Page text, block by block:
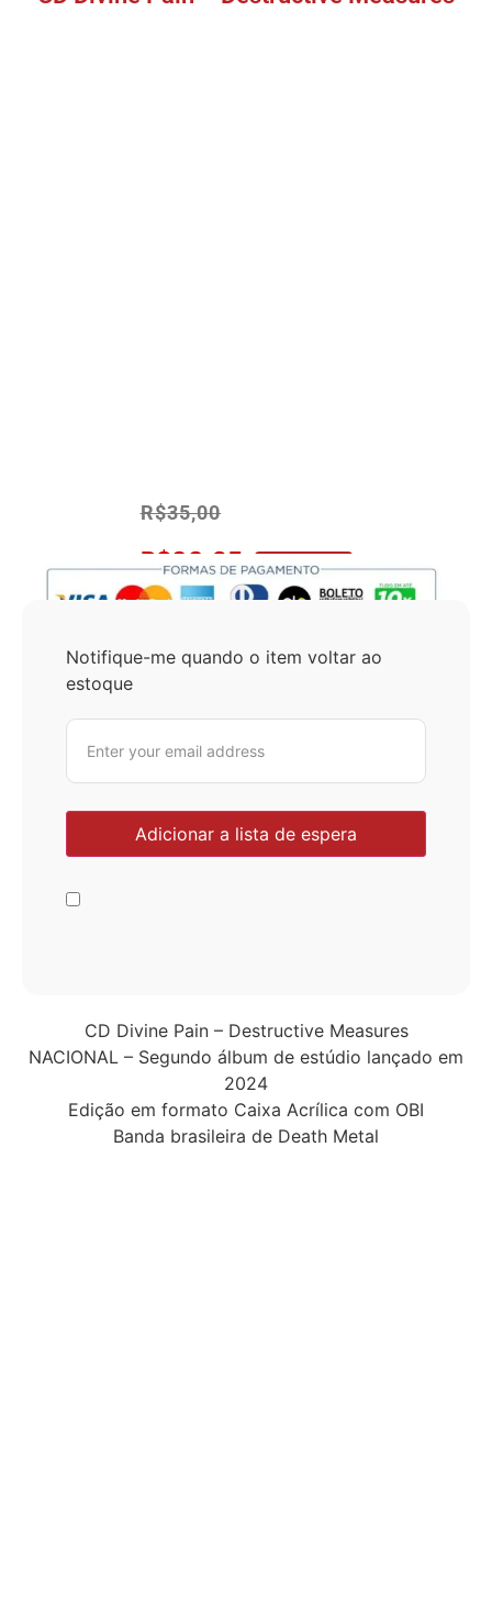
R$35,00
R$33,25 No Pix 5% OFF
Notifique-me quando o item voltar ao
estoque
CD Divine Pain – Destructive Measures
NACIONAL – Segundo álbum de estúdio lançado em
2024
Edição em formato Caixa Acrílica com OBI
Banda brasileira de Death Metal